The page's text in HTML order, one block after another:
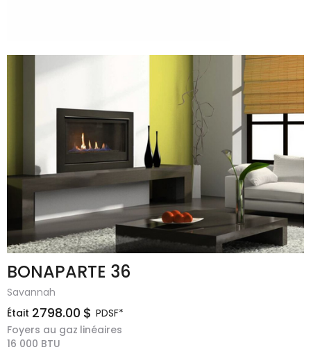
BONAPARTE 36
Savannah
Était 2798.00 $ PDSF*
Foyers au gaz linéaires
16 000 BTU